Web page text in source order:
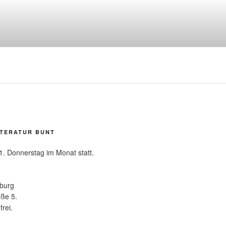
BUNT
Donnerstag im Monat statt.
5.